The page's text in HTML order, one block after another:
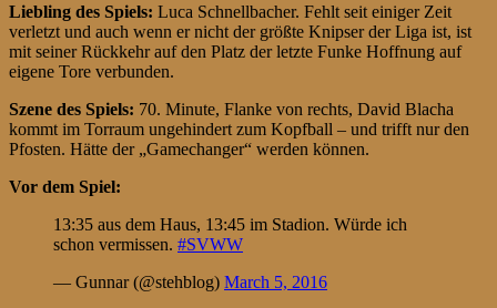
Liebling des Spiels: Luca Schnellbacher. Fehlt seit einiger Zeit
verletzt und auch wenn er nicht der größte Knipser der Liga ist, ist
mit seiner Rückkehr auf den Platz der letzte Funke Hoffnung auf
eigene Tore verbunden.
Szene des Spiels: 70. Minute, Flanke von rechts, David Blacha
kommt im Torraum ungehindert zum Kopfball – und trifft nur den
Pfosten. Hätte der „Gamechanger“ werden können.
Vor dem Spiel:
13:35 aus dem Haus, 13:45 im Stadion. Würde ich
schon vermissen. #SVWW
— Gunnar (@stehblog) March 5, 2016